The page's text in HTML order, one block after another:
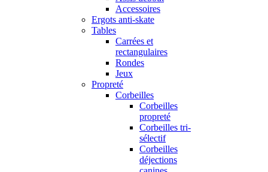
Accessoires
Ergots anti-skate
Tables
Carrées et
rectangulaires
Rondes
Jeux
Propreté
Corbeilles
Corbeilles
propreté
Corbeilles tri-
sélectif
Corbeilles
déjections